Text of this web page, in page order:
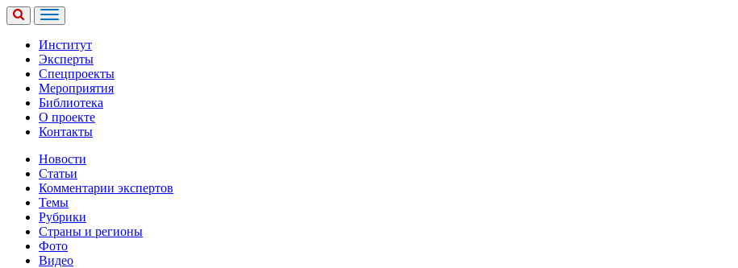
Институт
Эксперты
Спецпроекты
Мероприятия
Библиотека
О проекте
Контакты
Новости
Статьи
Комментарии экспертов
Темы
Рубрики
Страны и регионы
Фото
Видео